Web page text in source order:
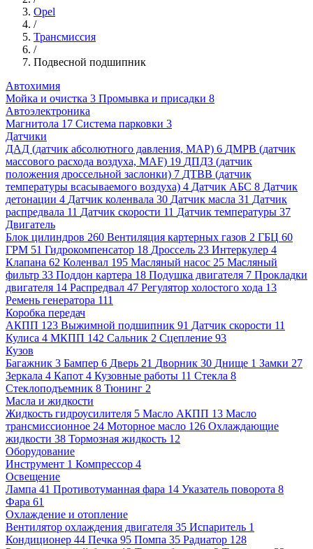
Opel
/
Трансмиссия
/
Подвесной подшипник
Автохимия
Мойка и очистка 3 Промывка и присадки 8
Автоэлектроника
Магнитола 17 Система парковки 3
Датчики
ДАД (датчик абсолютного давления, MAP) 6 ДМРВ (датчик
массового расхода воздуха, MAF) 19 ДПДЗ (датчик
положения дроссельной заслонки) 7 ДТВВ (датчик
температуры всасываемого воздуха) 4 Датчик АБС 8 Датчик
детонации 4 Датчик коленвала 30 Датчик масла 31 Датчик
распредвала 11 Датчик скорости 11 Датчик температуры 37
Двигатель
Блок цилиндров 260 Вентиляция картерных газов 2 ГБЦ 60
ГРМ 51 Гидрокомпенсатор 18 Дроссель 23 Интеркулер 4
Клапана 62 Коленвал 195 Масляный насос 25 Масляный
фильтр 33 Поддон картера 18 Подушка двигателя 7 Прокладки
двигателя 14 Распредвал 47 Регулятор холостого хода 13
Ремень генератора 111
Коробка передач
АКПП 123 Выжимной подшипник 91 Датчик скорости 11
Кулиса 4 МКПП 142 Сальник 2 Сцепление 93
Кузов
Багажник 3 Бампер 6 Дверь 21 Дворник 30 Днище 1 Замки 27
Зеркала 4 Капот 4 Кузовные работы 11 Стекла 8
Стеклоподъемник 8 Тюнинг 2
Масла и жидкости
Жидкость гидроусилителя 5 Масло АКПП 13 Масло
трансмиссионное 24 Моторное масло 126 Охлаждающие
жидкости 38 Тормозная жидкость 12
Оборудование
Инструмент 1 Компрессор 4
Освещение
Лампа 41 Противотуманная фара 14 Указатель поворота 8
Фара 61
Охлаждение и отопление
Вентилятор охлаждения двигателя 35 Испаритель 1
Кондиционер 44 Печка 95 Помпа 35 Радиатор 128